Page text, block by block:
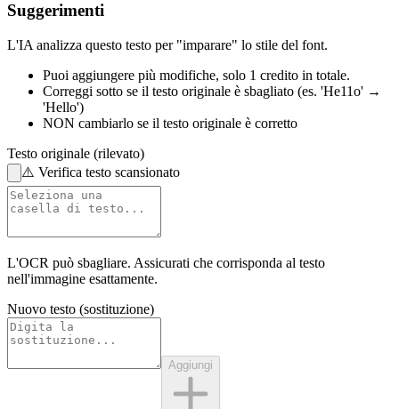
Suggerimenti
L'IA analizza questo testo per "imparare" lo stile del font.
Puoi aggiungere più modifiche, solo 1 credito in totale.
Correggi sotto se il testo originale è sbagliato (es. 'He11o' →
'Hello')
NON cambiarlo se il testo originale è corretto
Testo originale (rilevato)
⚠️ Verifica testo scansionato
L'OCR può sbagliare. Assicurati che corrisponda al testo
nell'immagine esattamente.
Nuovo testo (sostituzione)
Aggiungi